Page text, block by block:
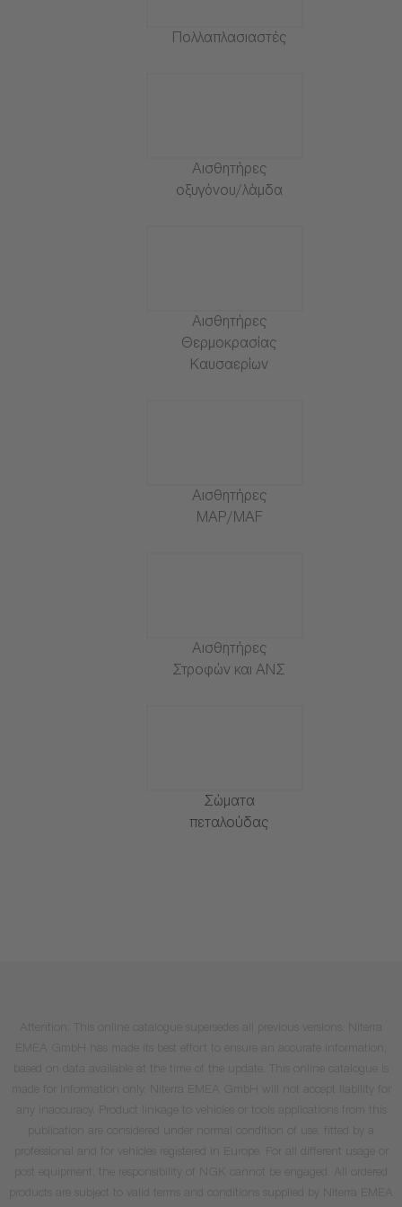
Πολλαπλασιαστές
Αισθητήρες
οξυγόνου/λάμδα
Αισθητήρες
Θερμοκρασίας
Καυσαερίων
Αισθητήρες
MAP/MAF
Αισθητήρες
Στροφών και ΑΝΣ
Σώματα
πεταλούδας